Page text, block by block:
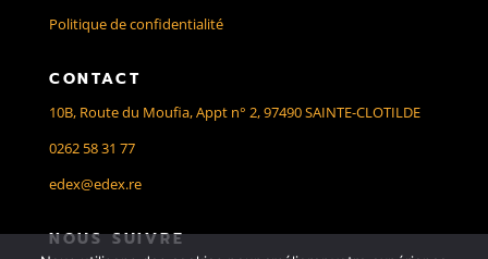
Politique de confidentialité
CONTACT
10B, Route du Moufia, Appt n° 2, 97490 SAINTE-CLOTILDE
0262 58 31 77
edex@edex.re
NOUS SUIVRE